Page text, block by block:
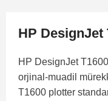
HP DesignJet
HP DesignJet
orjinal-muadil
T1600 plotter